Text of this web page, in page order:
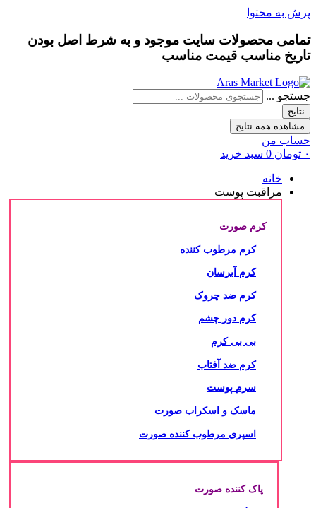
پرش به محتوا
تمامی محصولات سایت موجود و به شرط اصل بودن
تاریخ مناسب قیمت مناسب
جستجو ...
نتایج
مشاهده همه نتایج
حساب من
۰ تومان 0 سبد خرید
خانه
مراقبت پوست
کرم صورت
کرم مرطوب کننده
کرم آبرسان
کرم ضد چروک
کرم دور چشم
بی بی کرم
کرم ضد آفتاب
سرم پوست
ماسک و اسکراب صورت
اسپری مرطوب کننده صورت
پاک کننده صورت